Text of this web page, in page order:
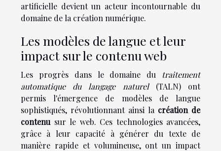
artificielle devient un acteur incontournable du
domaine de la création numérique.
Les modèles de langue et leur
impact sur le contenu web
Les progrès dans le domaine du traitement
automatique du langage naturel(TALN) ont
permis l'émergence de modèles de langue
sophistiqués, révolutionnant ainsi la création de
contenu sur le web. Ces technologies avancées,
grâce à leur capacité à générer du texte de
manière rapide et volumineuse, ont un impact